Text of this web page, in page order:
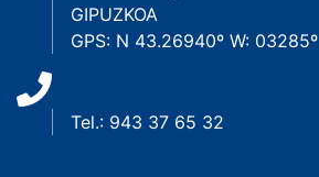
GIPUZKOA
GPS: N 43.26940º W: 03285º
Tel.: 943 37 65 32